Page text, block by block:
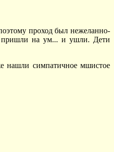
проход был нежеланно-
пришли на ум... и ушли. Дети
нашли симпатичное мшистое